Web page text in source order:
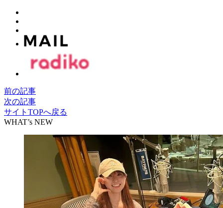
前の記事
次の記事
サイトTOPへ戻る
WHAT’s NEW